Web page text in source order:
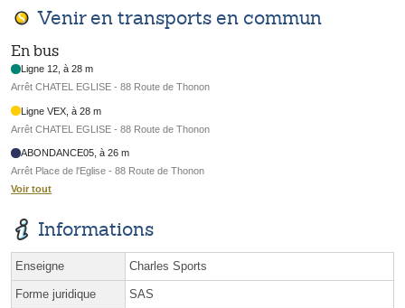
Venir en transports en commun
En bus
Ligne 12, à 28 m
Arrêt CHATEL EGLISE - 88 Route de Thonon
Ligne VEX, à 28 m
Arrêt CHATEL EGLISE - 88 Route de Thonon
ABONDANCE05, à 26 m
Arrêt Place de l'Eglise - 88 Route de Thonon
Voir tout
Informations
Enseigne Charles Sports
Forme juridique SAS